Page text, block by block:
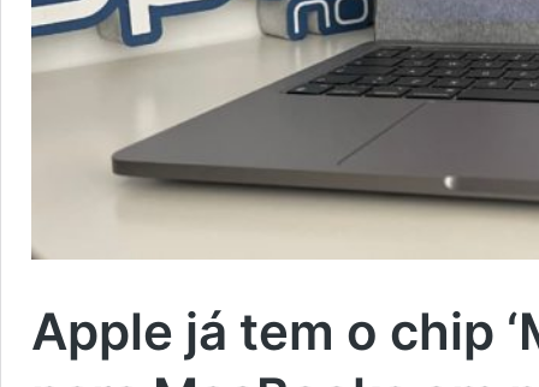
Apple já tem o chip